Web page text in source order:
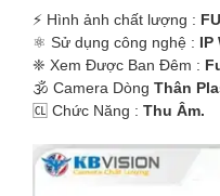
️⚡ Hình ảnh chất lượng :
⚛️ Sử dụng công nghệ : IP
❈ Xem Được Ban Đêm :
🕉️ Camera Dòng Thân
️🆑 Chức Năng : Thu Âm.